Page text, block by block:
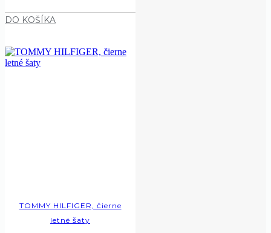
DO KOŠÍKA
TOMMY HILFIGER, čierne
letné šaty